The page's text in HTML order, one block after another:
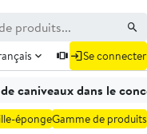
Se connecter
caniveaux dans le
épongeGamme de produits